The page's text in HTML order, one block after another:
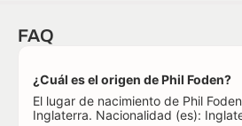
FAQ
¿Cuál es el origen de Phil Foden?
El lugar de nacimiento de Phil
Inglaterra. Nacionalidad (es):